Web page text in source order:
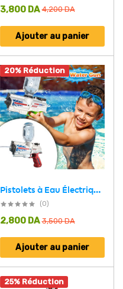
4,200DA
3,800 DA
Ajouter au panier
20% Réduction
Pistolets à Eau Électriques Rechargeables pour Enfants et Adultes No 9006 – مسدس مائي
(0)
3,500DA
2,800 DA
Ajouter au panier
25% Réduction